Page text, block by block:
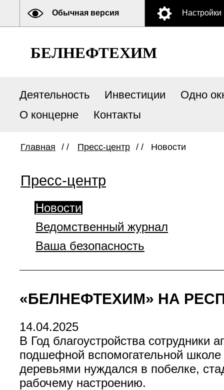
Обычная версия Настройки
БЕЛНЕФТЕХИМ
Деятельность Инвестиции
Одно
О концерне
Контакты
Главная / / Пресс-центр / / Новости
Пресс-центр
Новости
Ведомственный журнал
Ваша безопасность
«БЕЛНЕФТЕХИМ» НА
14.04.2025
В Год благоустройства
подшефной вспомогательной
деревьями нуждался в побелке,
рабочему настроению.